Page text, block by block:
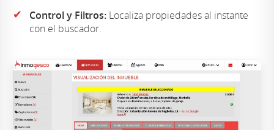
✔ Control y Filtros: Localiza propiedades al instante
con el buscador.